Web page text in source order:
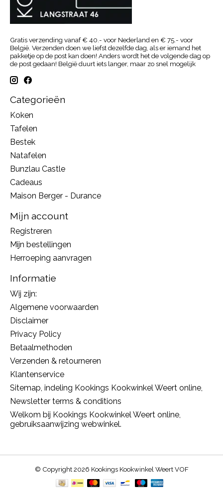
Gratis verzending vanaf € 40.- voor Nederland en € 75.- voor
België. Verzenden doen we liefst dezelfde dag, als er iemand het
pakketje op de post kan doen! Anders wordt het de volgende dag op
de post gedaan! België duurt iets langer, maar zo snel mogelijk
Categorieën
Koken
Tafelen
Bestek
Natafelen
Bunzlau Castle
Cadeaus
Maison Berger - Durance
Mijn account
Registreren
Mijn bestellingen
Herroeping aanvragen
Informatie
Wij zijn:
Algemene voorwaarden
Disclaimer
Privacy Policy
Betaalmethoden
Verzenden & retourneren
Klantenservice
Sitemap, indeling Kookings Kookwinkel Weert online,
Newsletter terms & conditions
Welkom bij Kookings Kookwinkel Weert online,
gebruiksaanwijzing webwinkel.
© Copyright 2026 Kookings Kookwinkel Weert VOF